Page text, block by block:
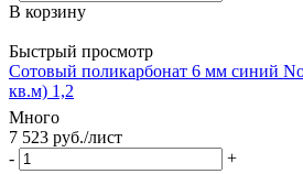
В корзину
Быстрый просмотр
Сотовый поликарбонат 6 мм синий
кв.м) 1,2
Много
7 523 руб./лист
-
+